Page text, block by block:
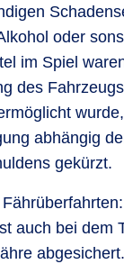
oder
im Spiel
des
abhängig
gekürzt.
auch bei dem